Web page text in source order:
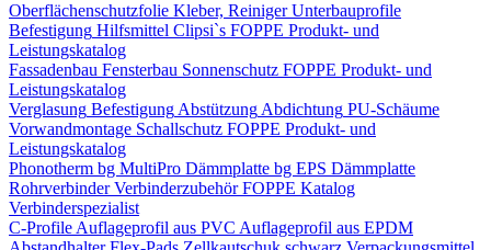
Oberflächenschutzfolie Kleber, Reiniger Unterbauprofile
Befestigung Hilfsmittel Clipsi`s FOPPE Produkt- und
Leistungskatalog
Fassadenbau Fensterbau Sonnenschutz FOPPE Produkt- und
Leistungskatalog
Verglasung Befestigung Abstützung Abdichtung PU-Schäume
Vorwandmontage Schallschutz FOPPE Produkt- und
Leistungskatalog
Phonotherm bg MultiPro Dämmplatte bg EPS Dämmplatte
Rohrverbinder Verbinderzubehör FOPPE Katalog
Verbinderspezialist
C-Profile Auflageprofil aus PVC Auflageprofil aus EPDM